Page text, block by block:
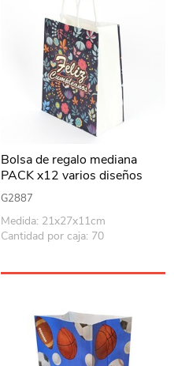
Bolsa de regalo mediana
PACK x12 varios diseños
G2887
Medida: 21x27x11cm
Cantidad por caja: 70